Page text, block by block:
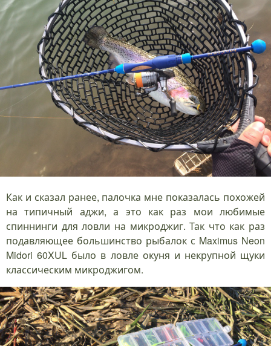
Как и сказал ранее, палочка мне показалась похожей
на типичный аджи, а это как раз мои любимые
спиннинги для ловли на микроджиг. Так что как раз
подавляющее большинство рыбалок с Maximus Neon
Midori 60XUL было в ловле окуня и некрупной щуки
классическим микроджигом.